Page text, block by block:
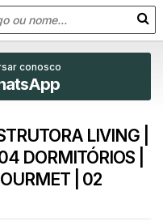
conosco
LIVING |
DORMITÓRIOS |
| 02